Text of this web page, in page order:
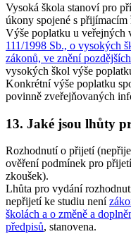
Vysoká škola stanoví pro
úkony spojené s
Výše poplatku u veřejných
111/1998 Sb., o vysokých
zákonů, ve znění
vysokých škol výše
Konkrétní výše poplatku
povinně zveřejňovaných
13. Jaké jsou lhůty
Rozhodnutí o přijetí
ověření podmínek pro
zkoušek).
Lhůta pro vydání
nepřijetí ke studiu není
školách a o změně a
předpisů, stanovena.